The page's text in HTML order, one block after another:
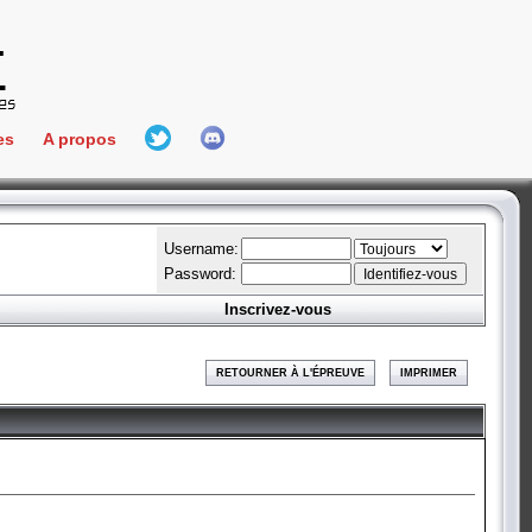
Connect
A propos
L'équipe
Hall Of Fame
Username:
Password:
Inscrivez-vous
RETOURNER À L'ÉPREUVE IMPRIMER